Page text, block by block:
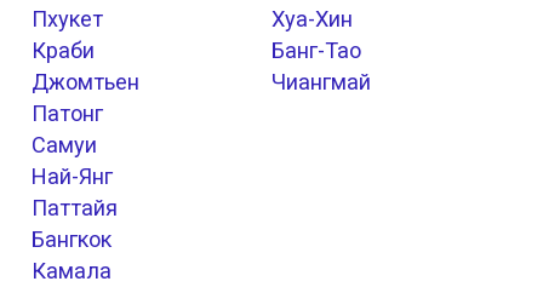
Пхукет
Краби
Джомтьен
Патонг
Самуи
Най-Янг
Паттайя
Бангкок
Камала
Хуа-Хин
Банг-Тао
Чиангмай